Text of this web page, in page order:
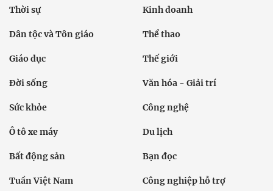
Thời sự Kinh doanh
Dân tộc và Tôn giáo Thể thao
Giáo dục Thế giới
Đời sống Văn hóa - Giải trí
Sức khỏe Công nghệ
Ô tô xe máy Du lịch
Bất động sản Bạn đọc
Tuần Việt Nam Công nghiệp hỗ trợ